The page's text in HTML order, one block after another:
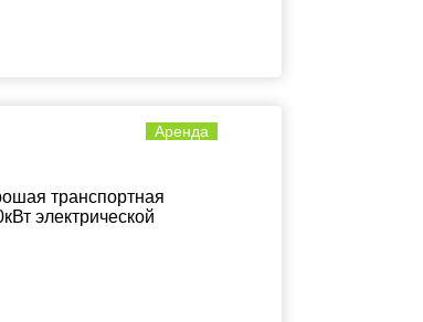
Аренда
транспортная
электрической